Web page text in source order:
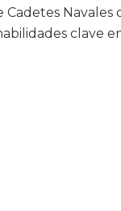
Navales
clave